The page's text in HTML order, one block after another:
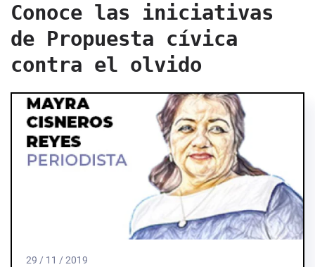
Conoce las iniciativas
de Propuesta cívica
contra el olvido
29 / 11 / 2019